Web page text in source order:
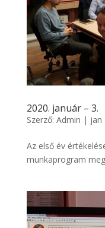
2020. január – 3.
Szerző: Admin | jan
Az első év
munkaprogram